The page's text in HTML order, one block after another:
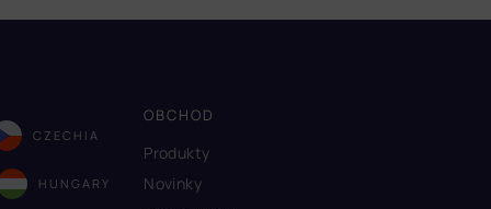
CZECHIA
HUNGARY
OBCHOD
Produkty
Novinky